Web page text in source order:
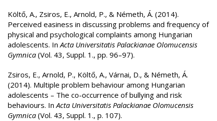
Költő, A., Zsiros, E., Arnold, P., & Németh, Á. (2014).
Perceived easiness in discussing problems and frequency of
physical and psychological complaints among Hungarian
adolescents. InActa Universitatis Palackianae Olomucensis
Gymnica (Vol. 43, Suppl. 1., pp. 96–97).
Zsiros, E., Arnold, P., Költő, A., Várnai, D., & Németh, Á.
(2014). Multiple problem behaviour among Hungarian
adolescents – The co-occurrence of bullying and risk
behaviours. InActa Universitatis Palackianae Olomucensis
Gymnica (Vol. 43, Suppl. 1., p. 107).